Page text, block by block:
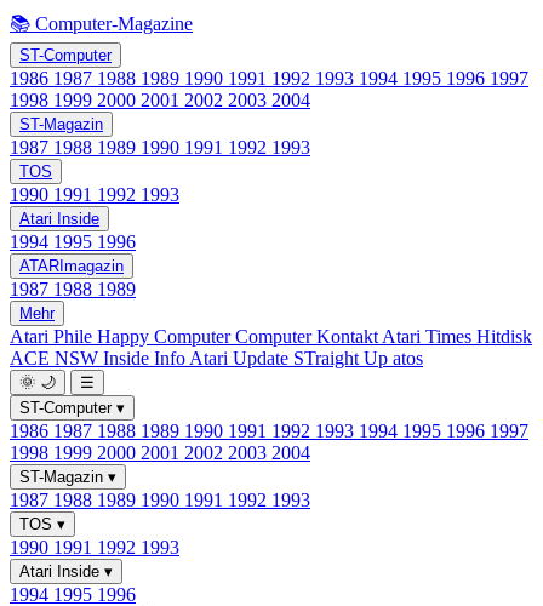
📚 Computer-Magazine
ST-Computer
1986 1987 1988 1989 1990 1991 1992 1993 1994 1995 1996 1997
1998 1999 2000 2001 2002 2003 2004
ST-Magazin
1987 1988 1989 1990 1991 1992 1993
TOS
1990 1991 1992 1993
Atari Inside
1994 1995 1996
ATARImagazin
1987 1988 1989
Mehr
Atari Phile Happy ComputerComputer Kontakt Atari Times Hitdisk
ACE NSW Inside Info Atari Update STraight Up atos
🌞 🌙
☰
ST-Computer ▾
1986 1987 1988 1989 1990 1991 1992 1993 1994 1995 1996 1997
1998 1999 2000 2001 2002 2003 2004
ST-Magazin ▾
1987 1988 1989 1990 1991 1992 1993
TOS ▾
1990 1991 1992 1993
Atari Inside ▾
1994 1995 1996